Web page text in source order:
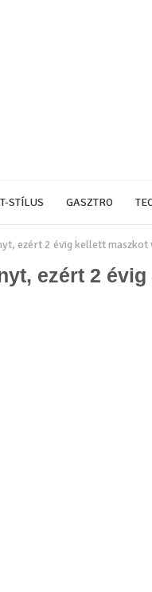
STÍLUS GASZTRO
ezért 2 évig kellett maszkot
ezért 2